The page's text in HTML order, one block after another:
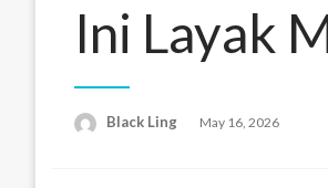
Ini Layak
Black Ling
Posted
May 16, 2026